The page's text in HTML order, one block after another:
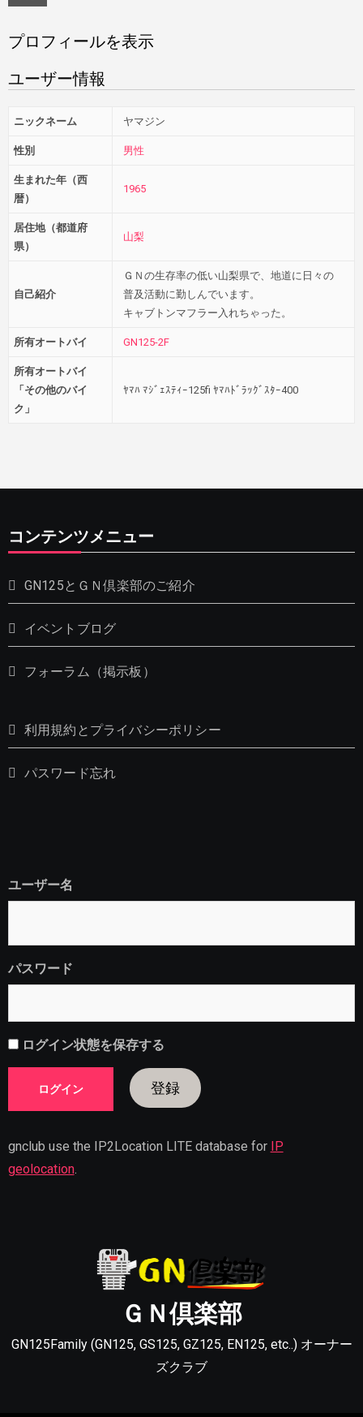
プロフィールを表示
ユーザー情報
ニックネーム ヤマジン
性別 男性
生まれた年（西
暦）
1965
居住地（都道府
県）
山梨
自己紹介
ＧＮの生存率の低い山梨県で、地道に日々の
普及活動に勤しんでいます。
キャブトンマフラー入れちゃった。
所有オートバイ GN125-2F
所有オートバイ
「その他のバイ
ク」
ﾔﾏﾊ ﾏｼﾞｪｽﾃｨｰ125fi ﾔﾏﾊﾄﾞﾗｯｸﾞｽﾀｰ400
コンテンツメニュー
GN125とＧＮ倶楽部のご紹介
イベントブログ
フォーラム（掲示板）
利用規約とプライバシーポリシー
パスワード忘れ
ユーザー名
パスワード
ログイン状態を保存する
登録
gnclub use the IP2Location LITE database for IP
geolocation.
ＧＮ倶楽部
GN125Family (GN125, GS125, GZ125, EN125, etc..) オーナー
ズクラブ